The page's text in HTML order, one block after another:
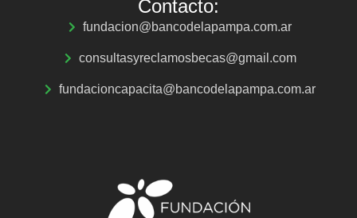
Contacto:
fundacion@bancodelapampa.com.ar
consultasyreclamosbecas@gmail.com
fundacioncapacita@bancodelapampa.com.ar